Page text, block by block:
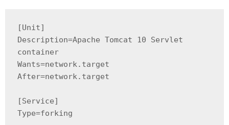
[Unit]
Description=Apache Tomcat 10 Servlet
container
Wants=network.target
After=network.target
[Service]
Type=forking